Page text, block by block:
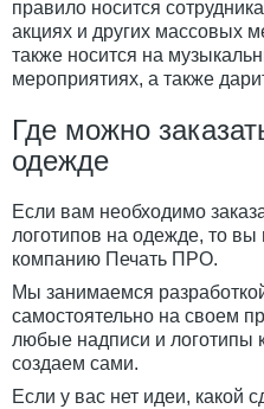
правило носится
акциях и других массовых
также носится на
мероприятиях, а также
Где можно
одежде
Если вам необходимо
логотипов на одежде, то
компанию Печать ПРО.
Мы занимаемся
самостоятельно на своем
любые надписи и логотипы
создаем сами.
Если у вас нет идеи, какой